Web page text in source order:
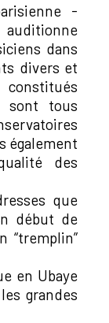
-
dans
divers et
sont tous
également
des
que
début de
“tremplin”
en Ubaye
grandes